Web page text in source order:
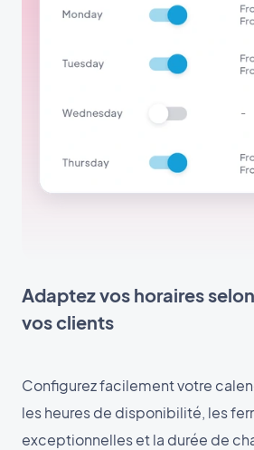
Adaptez vos horaires
vos clients
Configurez facilement votre
les heures de disponibilité, les
exceptionnelles et la durée de